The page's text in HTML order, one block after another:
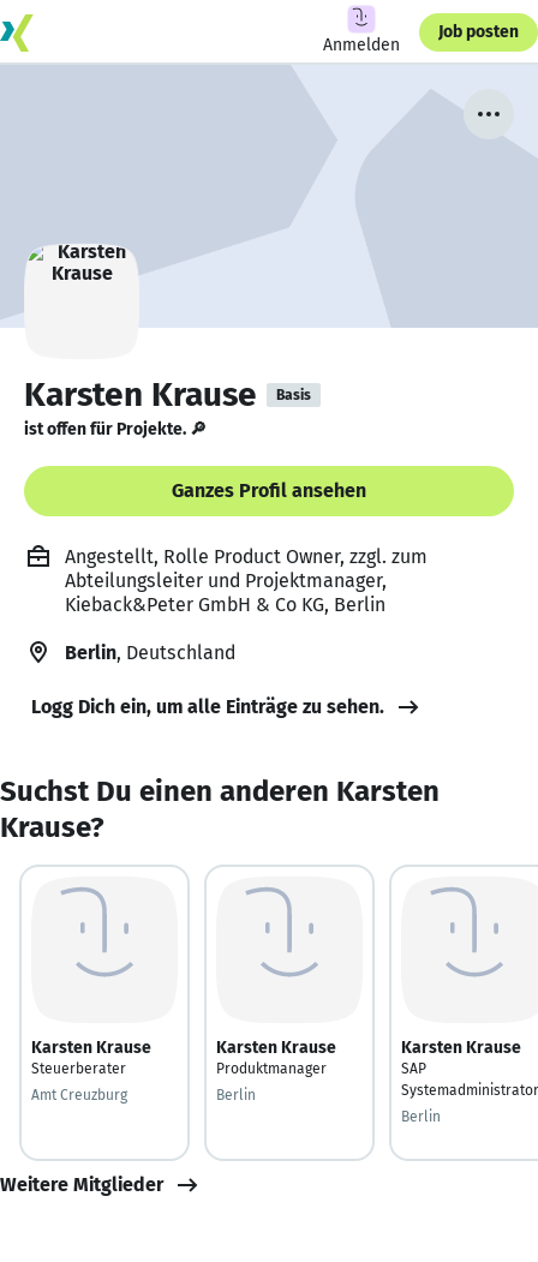
Anmelden
Job posten
Karsten Krause Basis
ist offen für Projekte. 🔎
Ganzes Profil ansehen
Angestellt, Rolle Product Owner, zzgl. zum
Abteilungsleiter und Projektmanager,
Kieback&Peter GmbH & Co KG, Berlin
Berlin, Deutschland
Logg Dich ein, um alle Einträge zu sehen.
Suchst Du einen anderen Karsten
Krause?
Karsten Krause
Steuerberater
Amt Creuzburg
Karsten Krause
Produktmanager
Berlin
Karsten Krause
SAP
Systemadministrator
Berlin
Weitere Mitglieder